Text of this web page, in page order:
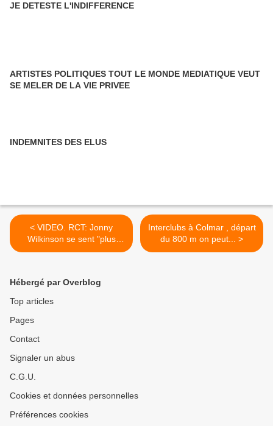
JE DETESTE L'INDIFFERENCE
ARTISTES POLITIQUES TOUT LE MONDE MEDIATIQUE VEUT
SE MELER DE LA VIE PRIVEE
INDEMNITES DES ELUS
< VIDEO. RCT: Jonny
Wilkinson se sent "plus
détendu et moins stressé"
Interclubs à Colmar , départ
du 800 m on peut... >
Hébergé par Overblog
Top articles
Pages
Contact
Signaler un abus
C.G.U.
Cookies et données personnelles
Préférences cookies